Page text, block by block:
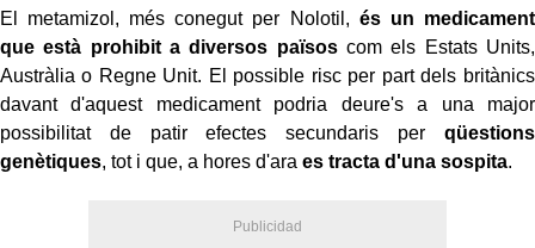
El metamizol, més conegut per Nolotil, és un medicament
que està prohibit a diversos païsoscom els Estats Units,
Austràlia o Regne Unit. El possible risc per part dels britànics
davant d'aquest medicament podria deure's a una major
possibilitat de patir efectes secundaris per qüestions
genètiques, tot i que, a hores d'ara es tracta d'una sospita.